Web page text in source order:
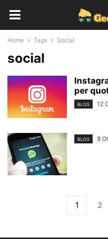
Home Tags Social
social
per
BLOG 12
BLOG 8
1 2